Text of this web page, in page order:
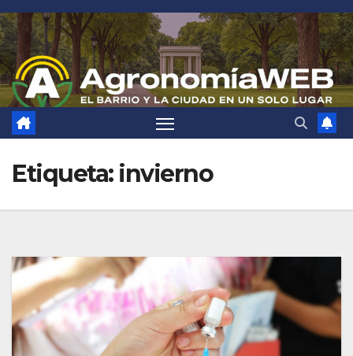
Saltar
al
contenido
Etiqueta: invierno